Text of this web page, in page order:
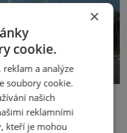
pohybu. Stává se
×
cookie.
reklam a analýze
soubory cookie.
našich
reklamními
kteří je mohou